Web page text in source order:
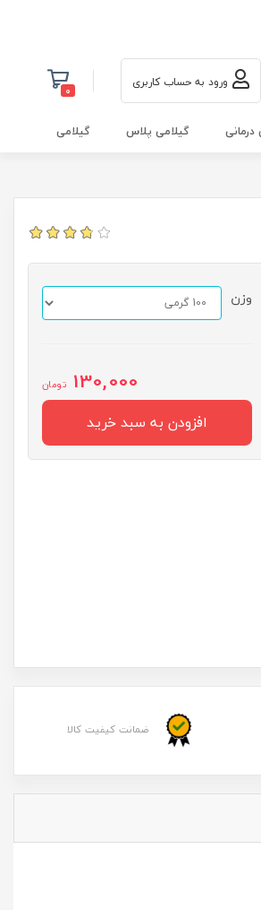
ورود به حساب کاربری 0
گیلامی پلاس گیلامی
وزن
130,000 تومان
افزودن به سبد خرید
ضمانت کیفیت کالا